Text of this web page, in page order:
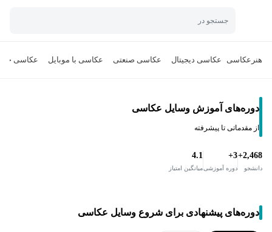
جستجو در
هنر عکاسی عکاسی دیجیتال عکاسی صنعتی عکاسی با موبایل عکاسی
دوره‌های آموزش وسایل عکاسی
از مقدماتی تا پیشرفته
2,468+
دانشجو
3+
دوره آموزشی
4.1
میانگین امتیاز
دوره‌های پیشنهادی برای شروع وسایل عکاسی